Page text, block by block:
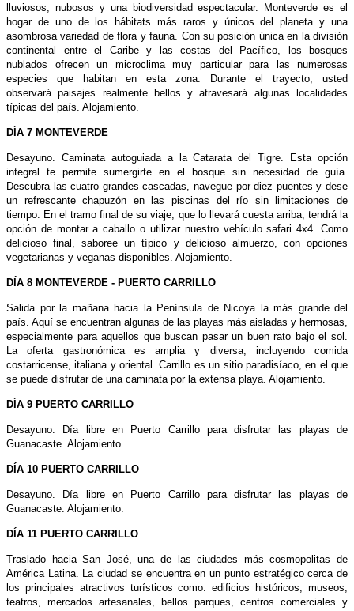
lluviosos, nubosos y una biodiversidad espectacular. Monteverde es el
hogar de uno de los hábitats más raros y únicos del planeta y una
asombrosa variedad de flora y fauna. Con su posición única en la división
continental entre el Caribe y las costas del Pacífico, los bosques
nublados ofrecen un microclima muy particular para las numerosas
especies que habitan en esta zona. Durante el trayecto, usted
observará paisajes realmente bellos y atravesará algunas localidades
típicas del país. Alojamiento.
DÍA 7 MONTEVERDE
Desayuno. Caminata autoguiada a la Catarata del Tigre. Esta opción
integral te permite sumergirte en el bosque sin necesidad de guía.
Descubra las cuatro grandes cascadas, navegue por diez puentes y dese
un refrescante chapuzón en las piscinas del río sin limitaciones de
tiempo. En el tramo final de su viaje, que lo llevará cuesta arriba, tendrá la
opción de montar a caballo o utilizar nuestro vehículo safari 4x4. Como
delicioso final, saboree un típico y delicioso almuerzo, con opciones
vegetarianas y veganas disponibles. Alojamiento.
DÍA 8 MONTEVERDE - PUERTO CARRILLO
Salida por la mañana hacia la Península de Nicoya la más grande del
país. Aquí se encuentran algunas de las playas más aisladas y hermosas,
especialmente para aquellos que buscan pasar un buen rato bajo el sol.
La oferta gastronómica es amplia y diversa, incluyendo comida
costarricense, italiana y oriental. Carrillo es un sitio paradisíaco, en el que
se puede disfrutar de una caminata por la extensa playa. Alojamiento.
DÍA 9 PUERTO CARRILLO
Desayuno. Día libre en Puerto Carrillo para disfrutar las playas de
Guanacaste. Alojamiento.
DÍA 10 PUERTO CARRILLO
Desayuno. Día libre en Puerto Carrillo para disfrutar las playas de
Guanacaste. Alojamiento.
DÍA 11 PUERTO CARRILLO
Traslado hacia San José, una de las ciudades más cosmopolitas de
América Latina. La ciudad se encuentra en un punto estratégico cerca de
los principales atractivos turísticos como: edificios históricos, museos,
teatros, mercados artesanales, bellos parques, centros comerciales y